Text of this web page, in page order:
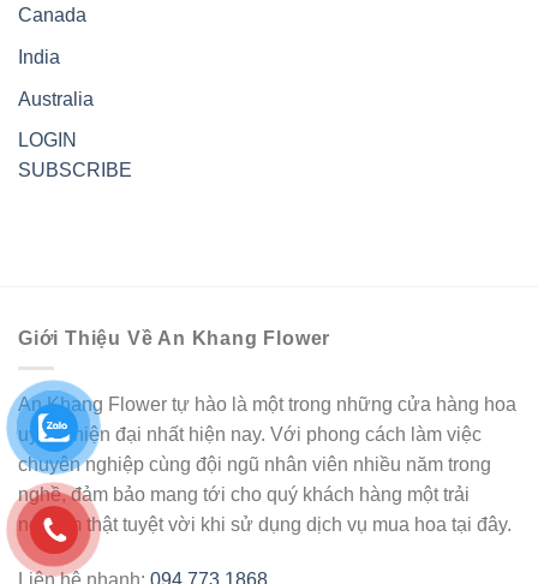
Canada
India
Australia
LOGIN
SUBSCRIBE
Giới Thiệu Về An Khang Flower
An Khang Flower tự hào là một trong những cửa hàng hoa
uy tín, hiện đại nhất hiện nay. Với phong cách làm việc
chuyên nghiệp cùng đội ngũ nhân viên nhiều năm trong
nghề, đảm bảo mang tới cho quý khách hàng một trải
nghiệm thật tuyệt vời khi sử dụng dịch vụ mua hoa tại đây.
Liên hệ nhanh: 094.773.1868